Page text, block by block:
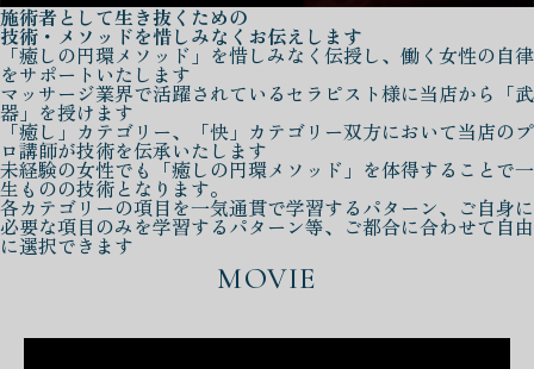
施術者として生き抜くための
技術・メソッドを惜しみなくお伝えします
「癒しの円環メソッド」を惜しみなく伝授し、働く女性の自律
をサポートいたします
マッサージ業界で活躍されているセラピスト様に当店から「武
器」を授けます
「癒し」カテゴリー、「快」カテゴリー双方において当店のプ
ロ講師が技術を伝承いたします
未経験の女性でも「癒しの円環メソッド」を体得することで一
生ものの技術となります。
各カテゴリーの項目を一気通貫で学習するパターン、ご自身に
必要な項目のみを学習するパターン等、ご都合に合わせて自由
に選択できます
MOVIE